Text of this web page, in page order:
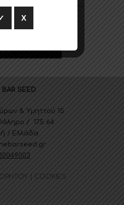
BAR SEED
& Υμηττού 15
/ 175 64
/ Ελλάδα
| COOKIES
X